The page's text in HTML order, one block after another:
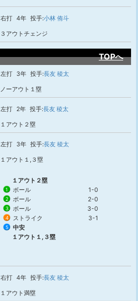
右打 4年 投手:小林 侑斗
３アウトチェンジ
TOPへ
左打 3年 投手:長友 稜太
ノーアウト１塁
左打 2年 投手:長友 稜太
１アウト２塁
左打 3年 投手:長友 稜太
１アウト１,３塁
１アウト２塁
1 ボール 1-0
2 ボール 2-0
3 ボール 3-0
4 ストライク 3-1
5
中安
１アウト１,３塁
右打 4年 投手:長友 稜太
１アウト満塁